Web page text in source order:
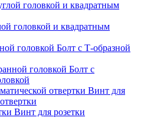
головкой и квадратным
Болт с Т-образной
Болт с
Винт для
Винт для розетки